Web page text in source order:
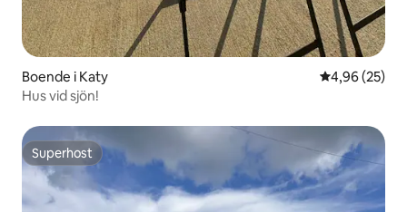
Boende i Katy 4,96 av 5 i
4,96 (25)
Hus vid sjön!
Superhost
Superhost